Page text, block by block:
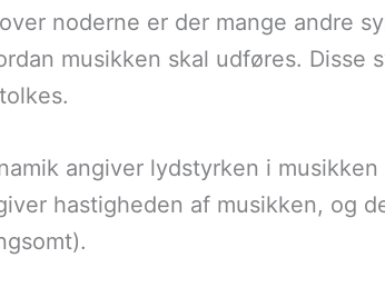
noderne er der mange andre
musikken skal udføres. Disse
angiver lydstyrken i
hastigheden af musikken, og